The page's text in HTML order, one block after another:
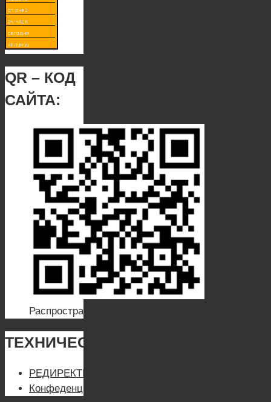
QR – КОД
САЙТА:
Распространи по-братски!
ТЕХНИЧЕСКИ:
РЕДИРЕКТЫ
Конфеденциальность